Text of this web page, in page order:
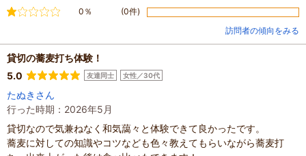
不満0％
(0件)
訪問者の傾向をみる
貸切の蕎麦打ち体験！
5.0
友達同士 女性／30代
たぬきさん
行った時期：2026年5月
貸切なので気兼ねなく和気藹々と体験できて良かったです。
蕎麦に対しての知識やコツなども色々教えてもらいながら蕎麦打